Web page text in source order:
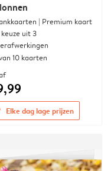
| Premium kaart
uit 3
10 kaarten
Elke dag lage prijzen